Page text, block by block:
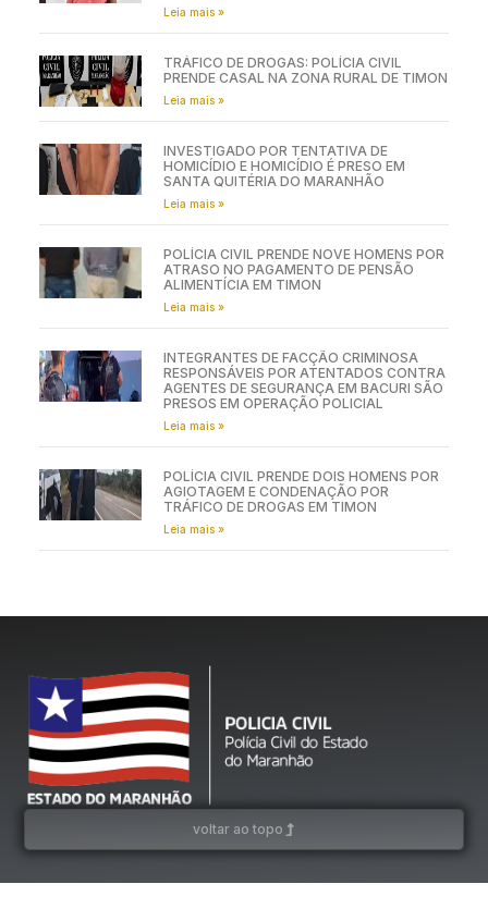
Leia mais »
TRÁFICO DE DROGAS: POLÍCIA CIVIL
PRENDE CASAL NA ZONA RURAL DE TIMON
Leia mais »
INVESTIGADO POR TENTATIVA DE
HOMICÍDIO E HOMICÍDIO É PRESO EM
SANTA QUITÉRIA DO MARANHÃO
Leia mais »
POLÍCIA CIVIL PRENDE NOVE HOMENS POR
ATRASO NO PAGAMENTO DE PENSÃO
ALIMENTÍCIA EM TIMON
Leia mais »
INTEGRANTES DE FACÇÃO CRIMINOSA
RESPONSÁVEIS POR ATENTADOS CONTRA
AGENTES DE SEGURANÇA EM BACURI SÃO
PRESOS EM OPERAÇÃO POLICIAL
Leia mais »
POLÍCIA CIVIL PRENDE DOIS HOMENS POR
AGIOTAGEM E CONDENAÇÃO POR
TRÁFICO DE DROGAS EM TIMON
Leia mais »
voltar ao topo